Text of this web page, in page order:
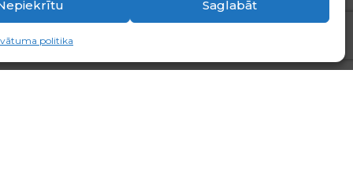
Saglabāt
politika